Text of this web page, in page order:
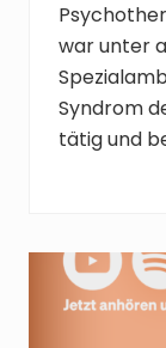
war unter
Syndrom
tätig und